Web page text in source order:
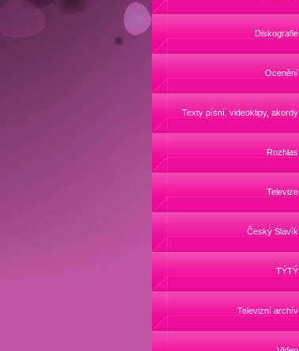
Diskografie
Ocenění
Texty písní, videoklipy, akordy
Rozhlas
Televize
Český Slavík
TÝTÝ
Televizní archív